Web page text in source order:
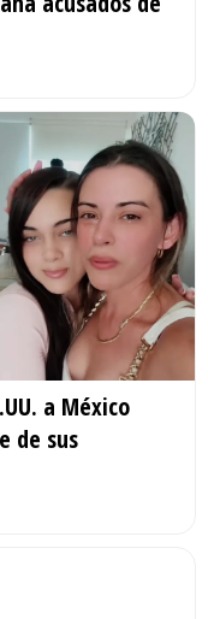
a México
de sus